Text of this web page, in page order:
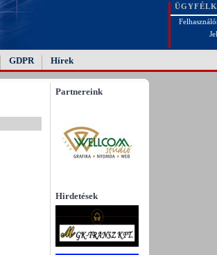
GDPR Hírek
Partnereink
Hirdetések